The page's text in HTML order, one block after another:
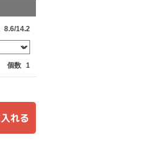
8.6/14.2
個数 1